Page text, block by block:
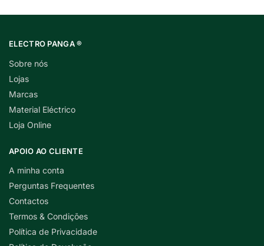
ELECTRO PANGA ®
Sobre nós
Lojas
Marcas
Material Eléctrico
Loja Online
APOIO AO CLIENTE
A minha conta
Perguntas Frequentes
Contactos
Termos & Condições
Política de Privacidade